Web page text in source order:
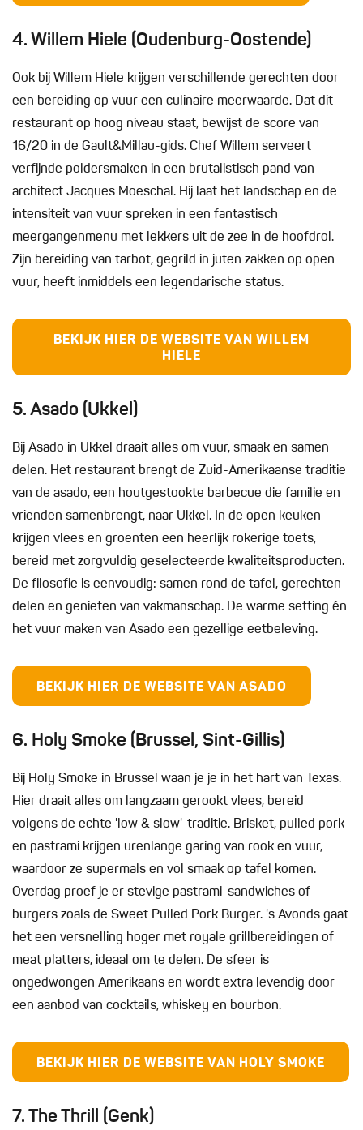
4. Willem Hiele (Oudenburg-Oostende)
Ook bij Willem Hiele krijgen verschillende gerechten door
een bereiding op vuur een culinaire meerwaarde. Dat dit
restaurant op hoog niveau staat, bewijst de score van
16/20 in de Gault&Millau-gids. Chef Willem serveert
verfijnde poldersmaken in een brutalistisch pand van
architect Jacques Moeschal. Hij laat het landschap en de
intensiteit van vuur spreken in een fantastisch
meergangenmenu met lekkers uit de zee in de hoofdrol.
Zijn bereiding van tarbot, gegrild in juten zakken op open
vuur, heeft inmiddels een legendarische status.
BEKIJK HIER DE WEBSITE VAN WILLEM
HIELE
5. Asado (Ukkel)
Bij Asado in Ukkel draait alles om vuur, smaak en samen
delen. Het restaurant brengt de Zuid-Amerikaanse traditie
van de asado, een houtgestookte barbecue die familie en
vrienden samenbrengt, naar Ukkel. In de open keuken
krijgen vlees en groenten een heerlijk rokerige toets,
bereid met zorgvuldig geselecteerde kwaliteitsproducten.
De filosofie is eenvoudig: samen rond de tafel, gerechten
delen en genieten van vakmanschap. De warme setting én
het vuur maken van Asado een gezellige eetbeleving.
BEKIJK HIER DE WEBSITE VAN ASADO
6. Holy Smoke (Brussel, Sint-Gillis)
Bij Holy Smoke in Brussel waan je je in het hart van Texas.
Hier draait alles om langzaam gerookt vlees, bereid
volgens de echte 'low & slow'-traditie. Brisket, pulled pork
en pastrami krijgen urenlange garing van rook en vuur,
waardoor ze supermals en vol smaak op tafel komen.
Overdag proef je er stevige pastrami-sandwiches of
burgers zoals de Sweet Pulled Pork Burger. 's Avonds gaat
het een versnelling hoger met royale grillbereidingen of
meat platters, ideaal om te delen. De sfeer is
ongedwongen Amerikaans en wordt extra levendig door
een aanbod van cocktails, whiskey en bourbon.
BEKIJK HIER DE WEBSITE VAN HOLY SMOKE
7. The Thrill (Genk)